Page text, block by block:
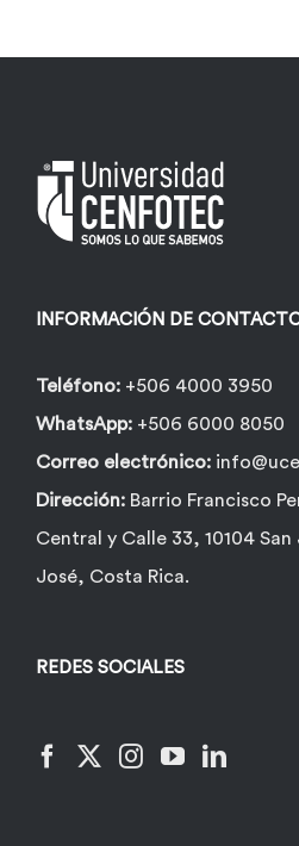
INFORMACIÓN DE
Teléfono: +506 4000 3950
WhatsApp: +506 6000 8050
Correo electrónico:
Dirección: Barrio Francisco
Central y Calle 33, 10104
José, Costa Rica.
REDES SOCIALES